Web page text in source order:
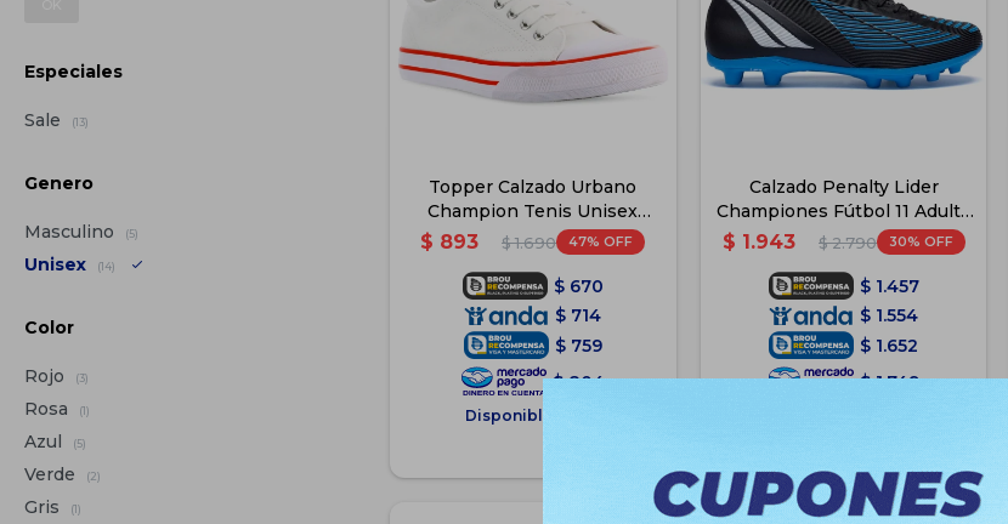
Topper Calzado Urbano
Champion Tenis Unisex
Blanco - Blanco
$ 893 $ 1.690 47
$ 670
$ 714
$ 759
$ 804
Disponible Envío
Calzado Penalty Lider
Championes Fútbol 11 Adulto
- Azul
$ 1.943 $ 2.790 30
$ 1.457
$ 1.554
$ 1.652
$ 1.749
Especiales
Sale (13)
Genero
Masculino (5)
Unisex (14)
Color
Rojo (3)
Rosa (1)
Azul (5)
Verde (2)
Gris (1)